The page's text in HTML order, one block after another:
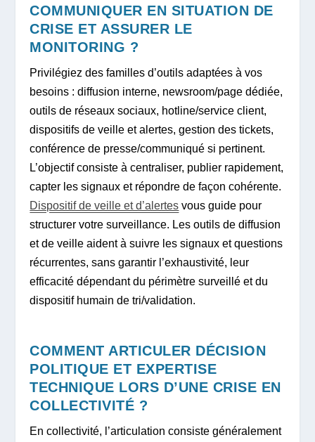
COMMUNIQUER EN SITUATION DE
CRISE ET ASSURER LE
MONITORING ?
Privilégiez des familles d’outils adaptées à vos
besoins : diffusion interne, newsroom/page dédiée,
outils de réseaux sociaux, hotline/service client,
dispositifs de veille et alertes, gestion des tickets,
conférence de presse/communiqué si pertinent.
L’objectif consiste à centraliser, publier rapidement,
capter les signaux et répondre de façon cohérente.
Dispositif de veille et d’alertes vous guide pour
structurer votre surveillance. Les outils de diffusion
et de veille aident à suivre les signaux et questions
récurrentes, sans garantir l’exhaustivité, leur
efficacité dépendant du périmètre surveillé et du
dispositif humain de tri/validation.
COMMENT ARTICULER DÉCISION
POLITIQUE ET EXPERTISE
TECHNIQUE LORS D’UNE CRISE EN
COLLECTIVITÉ ?
En collectivité, l’articulation consiste généralement